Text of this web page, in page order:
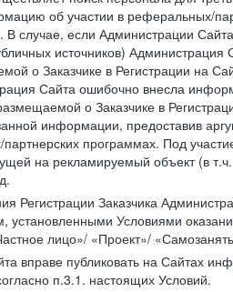
об участии в реферальных/
В случае, если Администрации
источников)
о Заказчике в Регистрации на
Сайта ошибочно внесла
о Заказчике в
информации, предоставив
программах. Под
на рекламируемый объект (в
Регистрации Заказчика
установленными Условиями
лицо»/ «Проект»/
вправе публиковать на Сайтах
п.3.1. настоящих Условий.